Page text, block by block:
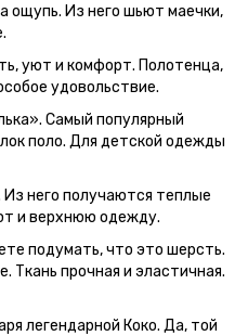
ощупь. Из него шьют маечки,
уют и комфорт. Полотенца,
удовольствие.
Самый популярный
поло. Для детской одежды
него получаются теплые
и верхнюю одежду.
подумать, что это шерсть.
Ткань прочная и эластичная.
легендарной Коко. Да, той